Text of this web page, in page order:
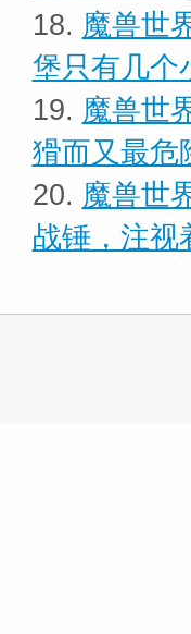
18. 魔兽世
堡只有几个
19. 魔兽世
猾而又最危
20. 魔兽世
战锤，注视